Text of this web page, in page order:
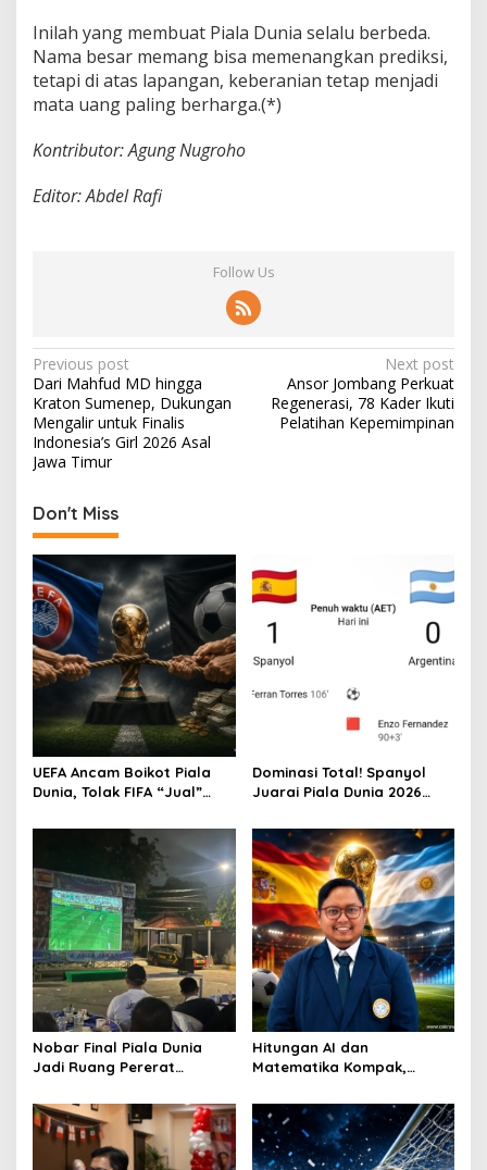
Inilah yang membuat Piala Dunia selalu berbeda.
Nama besar memang bisa memenangkan prediksi,
tetapi di atas lapangan, keberanian tetap menjadi
mata uang paling berharga.(*)
Kontributor: Agung Nugroho
Editor: Abdel Rafi
Follow Us
P
o
s
t
a
v
i
g
a
t
o
n
Previous post
Dari Mahfud MD hingga
Kraton Sumenep, Dukungan
Mengalir untuk Finalis
Indonesia’s Girl 2026 Asal
Jawa Timur
Next post
Ansor Jombang Perkuat
Regenerasi, 78 Kader Ikuti
Pelatihan Kepemimpinan
Don't Miss
UEFA Ancam Boikot Piala
Dunia, Tolak FIFA “Jual”
Dominasi Total! Spanyol
Juarai Piala Dunia 2026
Nobar Final Piala Dunia
Jadi Ruang Pererat
dengan Warga
Hitungan AI dan
Matematika Kompak,
Difavoritkan Juara